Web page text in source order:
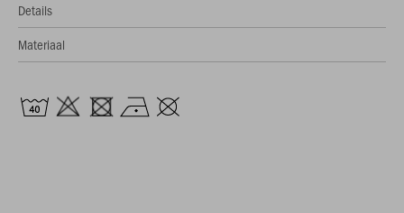
Details
Materiaal